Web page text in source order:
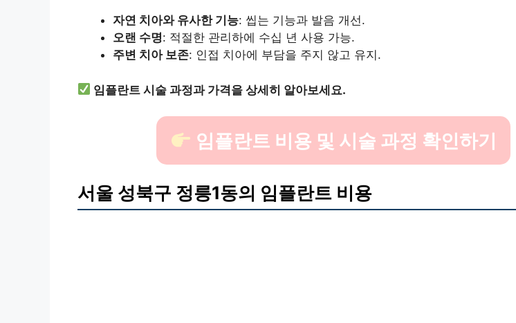
자연 치아와 유사한 기능: 씹는 기능과 발음 개선.
오랜 수명: 적절한 관리하에 수십 년 사용 가능.
주변 치아 보존: 인접 치아에 부담을 주지 않고 유지.
임플란트 시술 과정과 가격을 상세히 알아보세요.
임플란트 비용 및 시술 과정 확인하기
서울 성북구 정릉1동의 임플란트 비용